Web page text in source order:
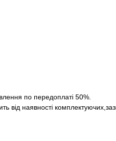
по передоплаті 50%.
від наявності